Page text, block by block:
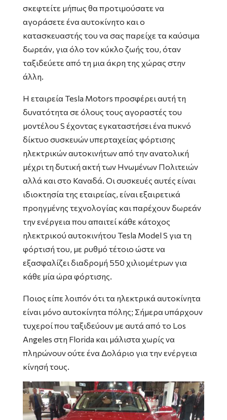
σκεφτείτε μήπως θα προτιμούσατε να
αγοράσετε ένα αυτοκίνητο και ο
κατασκευαστής του να σας παρείχε τα καύσιμα
δωρεάν, για όλο τον κύκλο ζωής του, όταν
ταξιδεύετε από τη μια άκρη της χώρας στην
άλλη.
Η εταιρεία Tesla Motors προσφέρει αυτή τη
δυνατότητα σε όλους τους αγοραστές του
μοντέλου S έχοντας εγκαταστήσει ένα πυκνό
δίκτυο συσκευών υπερταχείας φόρτισης
ηλεκτρικών αυτοκινήτων από την ανατολική
μέχρι τη δυτική ακτή των Ηνωμένων Πολιτειών
αλλά και στο Καναδά. Οι συσκευές αυτές είναι
ιδιοκτησία της εταιρείας, είναι εξαιρετικά
προηγμένης τεχνολογίας και παρέχουν δωρεάν
την ενέργεια που απαιτεί κάθε κάτοχος
ηλεκτρικού αυτοκινήτου Tesla Model S για τη
φόρτισή του, με ρυθμό τέτοιο ώστε να
εξασφαλίζει διαδρομή 550 χιλιομέτρων για
κάθε μία ώρα φόρτισης.
Ποιος είπε λοιπόν ότι τα ηλεκτρικά αυτοκίνητα
είναι μόνο αυτοκίνητα πόλης; Σήμερα υπάρχουν
τυχεροί που ταξιδεύουν με αυτά από το Los
Angeles στη Florida και μάλιστα χωρίς να
πληρώνουν ούτε ένα Δολάριο για την ενέργεια
κίνησή τους.